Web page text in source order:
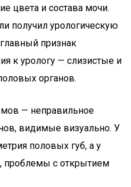
цвета и состава мочи.
получил урологическую
признак
к урологу — слизистые и
органов.
— неправильное
видимые визуально. У
половых губ, а у
проблемы с открытием